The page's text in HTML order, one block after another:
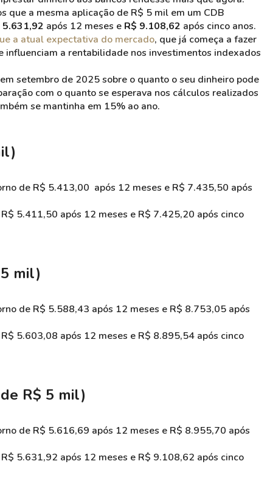
que a mesma aplicação de R$ 5 mil em um CDB
5.631,92 após 12 meses e R$ 9.108,62 após cinco anos.
a atual expectativa do mercado, que já começa a fazer
influenciam a rentabilidade nos investimentos indexados
setembro de 2025 sobre o quanto o seu dinheiro pode
com o quanto se esperava nos cálculos realizados
se mantinha em 15% ao ano.
de R$ 5.413,00 após 12 meses e R$ 7.435,50 após
5.411,50 após 12 meses e R$ 7.425,20 após cinco
mil)
de R$ 5.588,43 após 12 meses e R$ 8.753,05 após
5.603,08 após 12 meses e R$ 8.895,54 após cinco
R$ 5 mil)
de R$ 5.616,69 após 12 meses e R$ 8.955,70 após
5.631,92 após 12 meses e R$ 9.108,62 após cinco